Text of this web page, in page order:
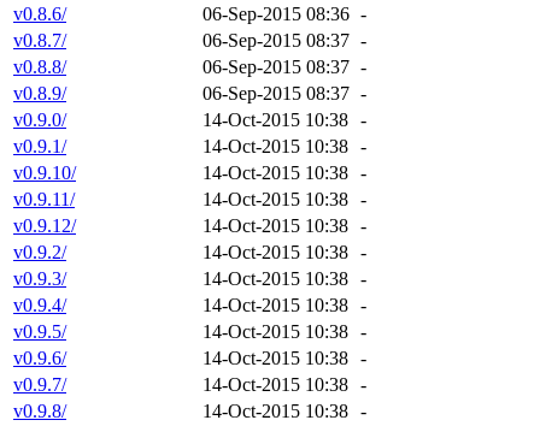
v0.8.6/
06-Sep-2015 08:36 -
v0.8.7/
06-Sep-2015 08:37 -
v0.8.8/
06-Sep-2015 08:37 -
v0.8.9/
06-Sep-2015 08:37 -
v0.9.0/
14-Oct-2015 10:38 -
v0.9.1/
14-Oct-2015 10:38 -
v0.9.10/
14-Oct-2015 10:38 -
v0.9.11/
14-Oct-2015 10:38 -
v0.9.12/
14-Oct-2015 10:38 -
v0.9.2/
14-Oct-2015 10:38 -
v0.9.3/
14-Oct-2015 10:38 -
v0.9.4/
14-Oct-2015 10:38 -
v0.9.5/
14-Oct-2015 10:38 -
v0.9.6/
14-Oct-2015 10:38 -
v0.9.7/
14-Oct-2015 10:38 -
v0.9.8/
14-Oct-2015 10:38 -